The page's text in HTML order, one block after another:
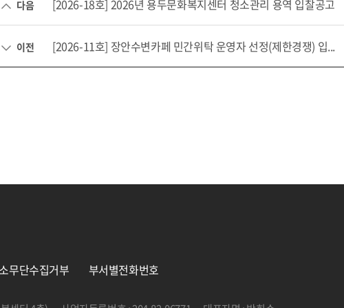
다음 [2026-18호] 2026년 용두문화복지센터 청소관리 용역 입찰공고
이전 [2026-11호] 장안수변카페 민간위탁 운영자 선정(제한경쟁) 입...
무단수집거부 부서별전화번호